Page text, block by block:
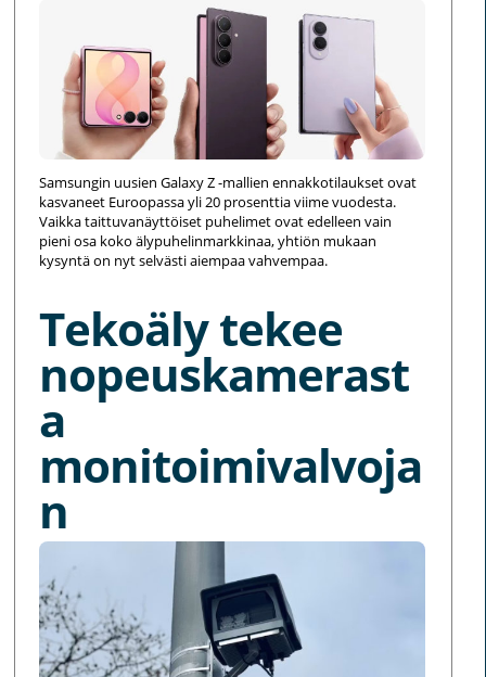
Samsungin uusien Galaxy Z -mallien ennakkotilaukset ovat
kasvaneet Euroopassa yli 20 prosenttia viime vuodesta.
Vaikka taittuvanäyttöiset puhelimet ovat edelleen vain
pieni osa koko älypuhelinmarkkinaa, yhtiön mukaan
kysyntä on nyt selvästi aiempaa vahvempaa.
Tekoäly tekee
nopeuskamerast
a
monitoimivalvoja
n